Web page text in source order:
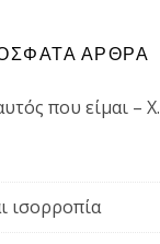
ΑΡΘΡΑ
που είμαι – Χ.
ισορροπία